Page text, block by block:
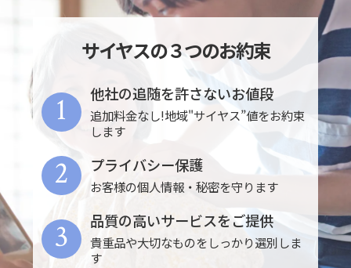
サイヤスの３つのお約束
他社の追随を許さないお値段
追加料金なし!地域"サイヤス”値をお約束
します
1
プライバシー保護
お客様の個人情報・秘密を守ります
2
品質の高いサービスをご提供
貴重品や大切なものをしっかり選別しま
す
3